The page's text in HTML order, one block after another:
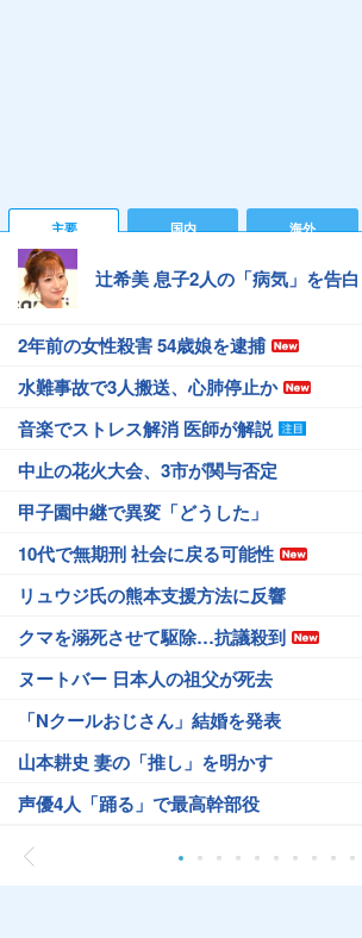
主要 国内 海外
辻希美 息子2人の「病気」を告白
2年前の女性殺害 54歳娘を逮捕
水難事故で3人搬送、心肺停止か
音楽でストレス解消 医師が解説
中止の花火大会、3市が関与否定
甲子園中継で異変「どうした」
10代で無期刑 社会に戻る可能性
リュウジ氏の熊本支援方法に反響
クマを溺死させて駆除…抗議殺到
ヌートバー 日本人の祖父が死去
「Nクールおじさん」結婚を発表
山本耕史 妻の「推し」を明かす
声優4人「踊る」で最高幹部役